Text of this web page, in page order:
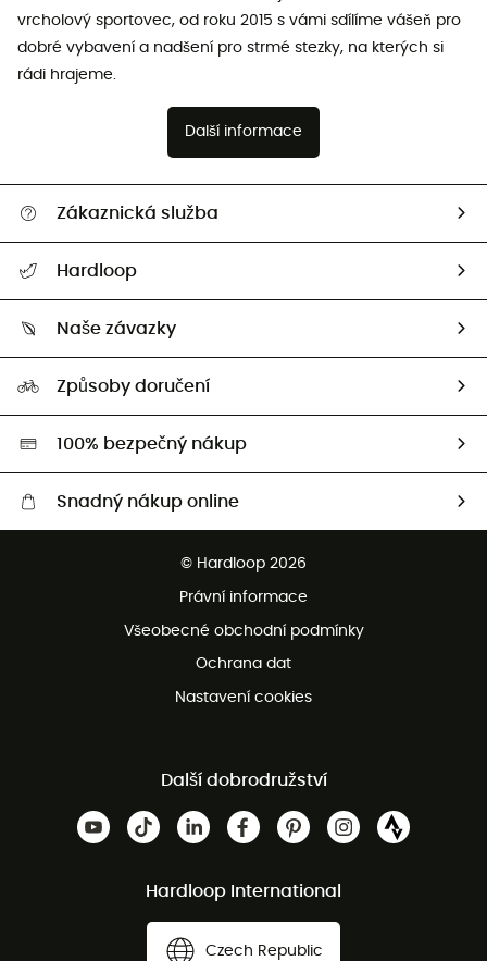
vrcholový sportovec, od roku 2015 s vámi sdílíme vášeň pro
dobré vybavení a nadšení pro strmé stezky, na kterých si
rádi hrajeme.
Další informace
Zákaznická služba
Vrácení zboží a peněz
Hardloop
Naši Ambasadoři
Naše závazky
Second hand
HardGreen
Způsoby doručení
100% bezpečný nákup
Snadný nákup online
Bezplatná zákaznická služba
© Hardloop 2026
Právní informace
Všeobecné obchodní podmínky
Ochrana dat
Nastavení cookies
Další dobrodružství
Hardloop International
Czech Republic